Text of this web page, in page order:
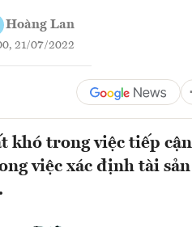
Hoàng Lan
21/07/2022
khó trong việc tiếp
việc xác định tài